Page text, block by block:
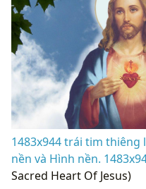
1483x944 trái tim thiêng
nền và Hình nền.
Sacred Heart Of Jesus)